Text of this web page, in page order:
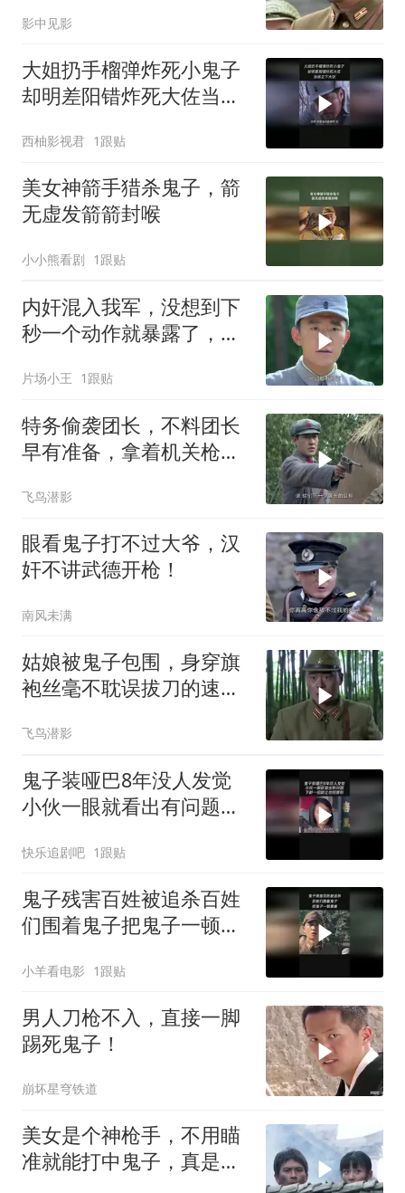
影中见影
大姐扔手榴弹炸死小鬼子
却明差阳错炸死大佐当场
西柚影视君 1跟贴
美女神箭手猎杀鬼子，箭
无虚发箭箭封喉
小小熊看剧 1跟贴
内奸混入我军，没想到下
秒一个动作就暴露了，这
片场小王 1跟贴
特务偷袭团长，不料团长
早有准备，拿着机关枪躲
飞鸟潜影
眼看鬼子打不过大爷，汉
奸不讲武德开枪！
南风未满
姑娘被鬼子包围，身穿旗
袍丝毫不耽误拔刀的速
飞鸟潜影
鬼子装哑巴8年没人发觉
小伙一眼就看出有问题下
快乐追剧吧 1跟贴
鬼子残害百姓被追杀百姓
们围着鬼子把鬼子一顿暴
小羊看电影 1跟贴
男人刀枪不入，直接一脚
踢死鬼子！
崩坏星穹铁道
美女是个神枪手，不用瞄
准就能打中鬼子，真是奇